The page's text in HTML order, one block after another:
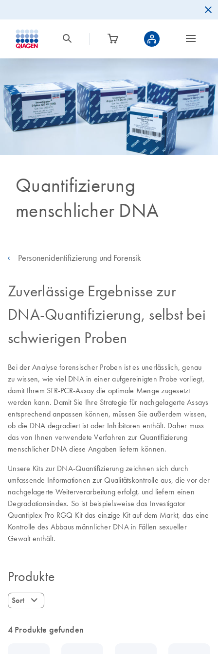
Quantifizierung
menschlicher DNA
Personenidentifizierung und Forensik
Zuverlässige Ergebnisse zur
DNA-Quantifizierung, selbst bei
schwierigen Proben
Bei der Analyse forensischer Proben ist es unerlässlich, genau
zu wissen, wie viel DNA in einer aufgereinigten Probe vorliegt,
damit Ihrem STR-PCR-Assay die optimale Menge zugesetzt
werden kann. Damit Sie Ihre Strategie für nachgelagerte Assays
entsprechend anpassen können, müssen Sie außerdem wissen,
ob die DNA degradiert ist oder Inhibitoren enthält. Daher muss
das von Ihnen verwendete Verfahren zur Quantifizierung
menschlicher DNA diese Angaben liefern können.
Unsere Kits zur DNA-Quantifizierung zeichnen sich durch
umfassende Informationen zur Qualitätskontrolle aus, die vor der
nachgelagerte Weiterverarbeitung erfolgt, und liefern einen
Degradationsindex. So ist beispielsweise das Investigator
Quantiplex Pro RGQ Kit das einzige Kit auf dem Markt, das eine
Kontrolle des Abbaus männlicher DNA in Fällen sexueller
Gewalt enthält.
Produkte
Sort
4 Produkte gefunden